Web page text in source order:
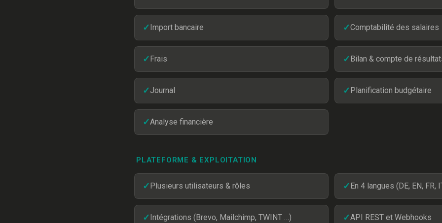
✓Import bancaire ✓Comptabilité des salaires
✓Frais ✓Bilan & compte de
✓Journal ✓Planification budgétaire
✓Analyse financière
PLATEFORME & EXPLOITATION
✓Plusieurs utilisateurs & rôles ✓En 4 langues (DE, EN, FR,
✓Intégrations (Brevo, Mailchimp, TWINT …) ✓API REST et Webhooks